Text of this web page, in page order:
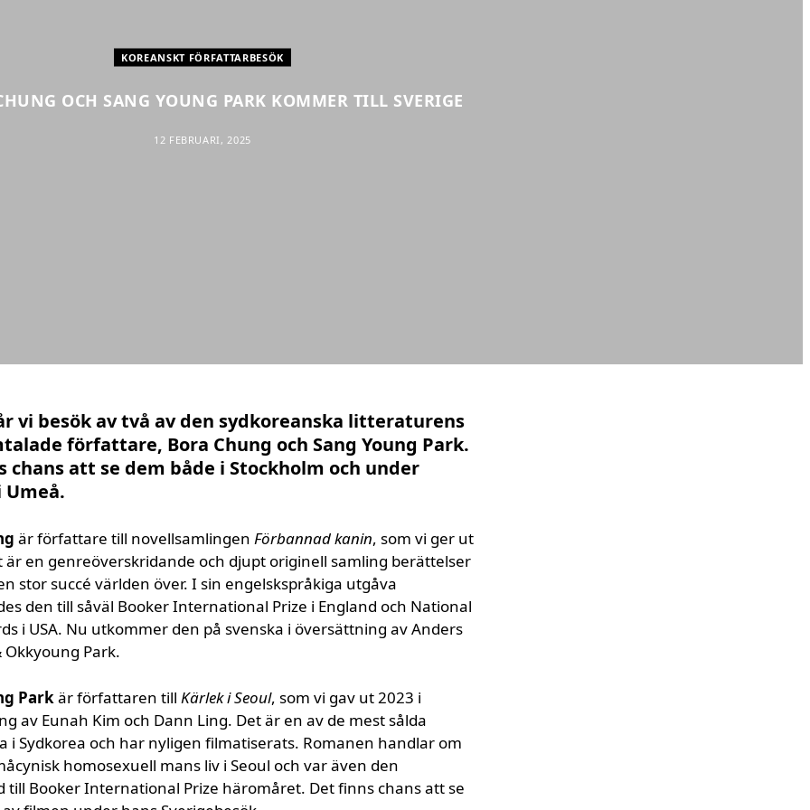
KOREANSKT FÖRFATTARBESÖK
OCH SANG YOUNG PARK KOMMER TILL SVERIGE
12 FEBRUARI, 2025
vi besök av två av den sydkoreanska litteraturens
författare, Bora Chung och Sang Young Park.
chans att se dem både i Stockholm och under
är författare till novellsamlingen Förbannad kanin, som vi ger ut
är en genreöverskridande och djupt originell samling berättelser
stor succé världen över. I sin engelskspråkiga utgåva
den till såväl Booker International Prize i England och National
i USA. Nu utkommer den på svenska i översättning av Anders
Okkyoung Park.
Parkär författaren till Kärlek i Seoul, som vi gav ut 2023 i
av Eunah Kim och Dann Ling. Det är en av de mest sålda
i Sydkorea och har nyligen filmatiserats. Romanen handlar om
homosexuell mans liv i Seoul och var även den
till Booker International Prize häromåret. Det finns chans att se